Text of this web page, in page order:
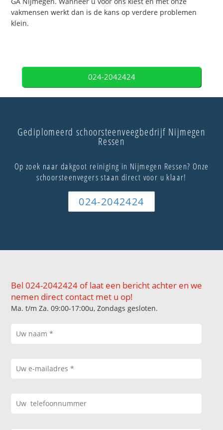
vakmensen werkt dan is de kans op verdere problemen
klein.
024-2042424
Gediplomeerd schoorsteenveegbedrijf Nijmegen
Ressen
Op zoek naar dakgoot reiniging in Nijmegen Ressen? Onze
schoorsteenvegers staan direct voor u klaar!
024-2042424
Bel 024-2042424 of laat een bericht achter en we
nemen direct contact met u op!
Ma. t/m Za. 09:00-17:00u, Zondags gesloten.